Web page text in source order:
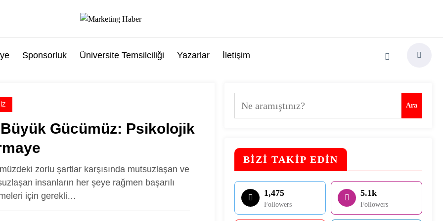
Sponsorluk Üniversite Temsilciliği Yazarlar İletişim
Gücümüz: Psikolojik
zorlu şartlar karşısında mutsuzlaşan ve
insanların her şeye rağmen başarılı
için gerekli…
Ara Ara
BİZİ TAKİP EDİN
1,475
Followers
5.1k
Followers